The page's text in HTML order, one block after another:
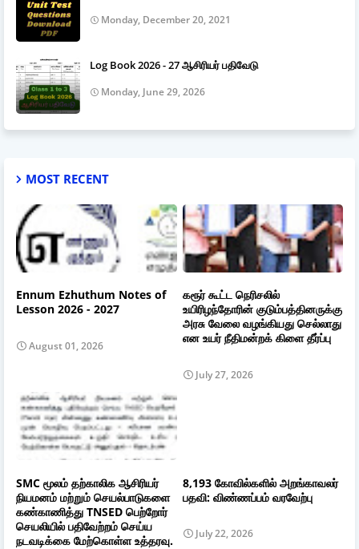
Monday, December 20, 2021
Log Book 2026 - 27 ஆசிரியர் பதிவேடு
Monday, June 29, 2026
MOST RECENT
Ennum Ezhuthum Notes of
Lesson 2026 - 2027
August 01, 2026
கரூர் கூட்ட நெரிசலில்
உயிரிழந்தோரின் குடும்பத்தினருக்கு
அரசு வேலை வழங்கியது செல்லாது
என உயர் நீதிமன்றக் கிளை தீர்ப்பு
July 27, 2026
SMC மூலம் தற்காலிக ஆசிரியர்
நியமனம் மற்றும் செயல்பாடுகளை
கண்காணித்து TNSED பெற்றோர்
செயலியில் பதிவேற்றம் செய்ய
நடவடிக்கை மேற்கொள்ள உத்தரவு.
8,193 கோவில்களில் அறங்காவலர்
பதவி: விண்ணப்பம் வரவேற்பு
July 22, 2026